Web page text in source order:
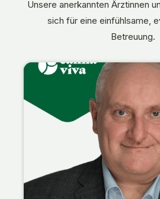
Unsere anerkannten Ärztinnen
sich für eine einfühlsame,
Betreuung.